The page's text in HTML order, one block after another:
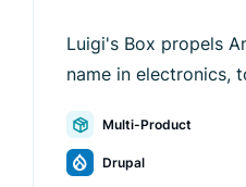
Luigi's Box propels
name in electronics,
engagement.
Multi-Product
Drupal